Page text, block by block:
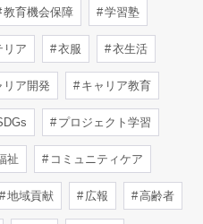
教育機会保障 学習塾
ア 衣服 衣生活
ア開発 キャリア教育
プロジェクト学習
祉 コミュニティケア
地域貢献 広報 高齢者